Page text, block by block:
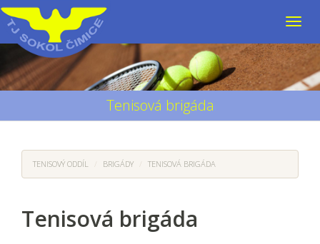
Tenisová brigáda
TENISOVÝ ODDÍL BRIGÁDY TENISOVÁ BRIGÁDA
Tenisová brigáda